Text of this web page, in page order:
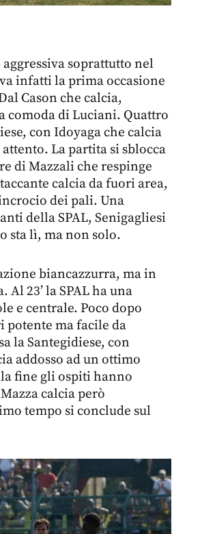
soprattutto nel
infatti la prima occasione
Cason che calcia,
comoda di Luciani. Quattro
con Idoyaga che calcia
La partita si sblocca
di Mazzali che respinge
calcia da fuori area,
dei pali. Una
della SPAL, Senigagliesi
sta lì, ma non solo.
biancazzurra, ma in
Al 23’ la SPAL ha una
e centrale. Poco dopo
potente ma facile da
la Santegidiese, con
addosso ad un ottimo
fine gli ospiti hanno
calcia però
tempo si conclude sul